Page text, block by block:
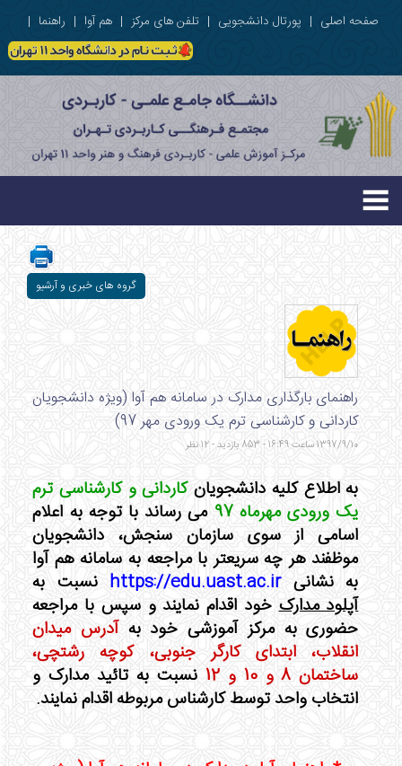
صفحه اصلی | پورتال دانشجویی | تلفن های مرکز | هم آوا | راهنما |
گروه های خبری و آرشیو
راهنمای بارگذاری مدارک در سامانه هم آوا (ویژه دانشجویان
کاردانی و کارشناسی ترم یک ورودی مهر 97)
1397/9/10 ساعت 16:49 - 853 بازدید - 12 نظر
به اطلاع کلیه دانشجویانکاردانی و کارشناسی ترم
یک ورودی مهرماه 97
می رساند با توجه به اعلام
اسامی از سوی سازمان سنجش، دانشجویان
موظفند هر چه سریعتر با مراجعه به سامانه هم آوا
به نشانیhttps://edu.uast.ac.ir نسبت به
آپلود مدارکخود اقدام نمایند و سپس با مراجعه
حضوری به مرکز آموزشی خود بهآدرس میدان
انقلاب، ابتدای کارگر جنوبی، کوچه رشتچی،
ساختمان 8 و 10 و 12
نسبت به تائید مدارک و
انتخاب واحد توسط کارشناس مربوطه اقدام نمایند.